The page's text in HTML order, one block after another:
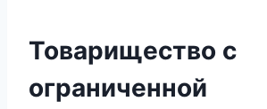
Товарищество с
ограниченной